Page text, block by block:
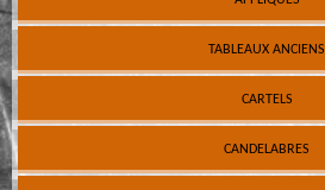
TABLEAUX ANCIENS
CARTELS
CANDELABRES